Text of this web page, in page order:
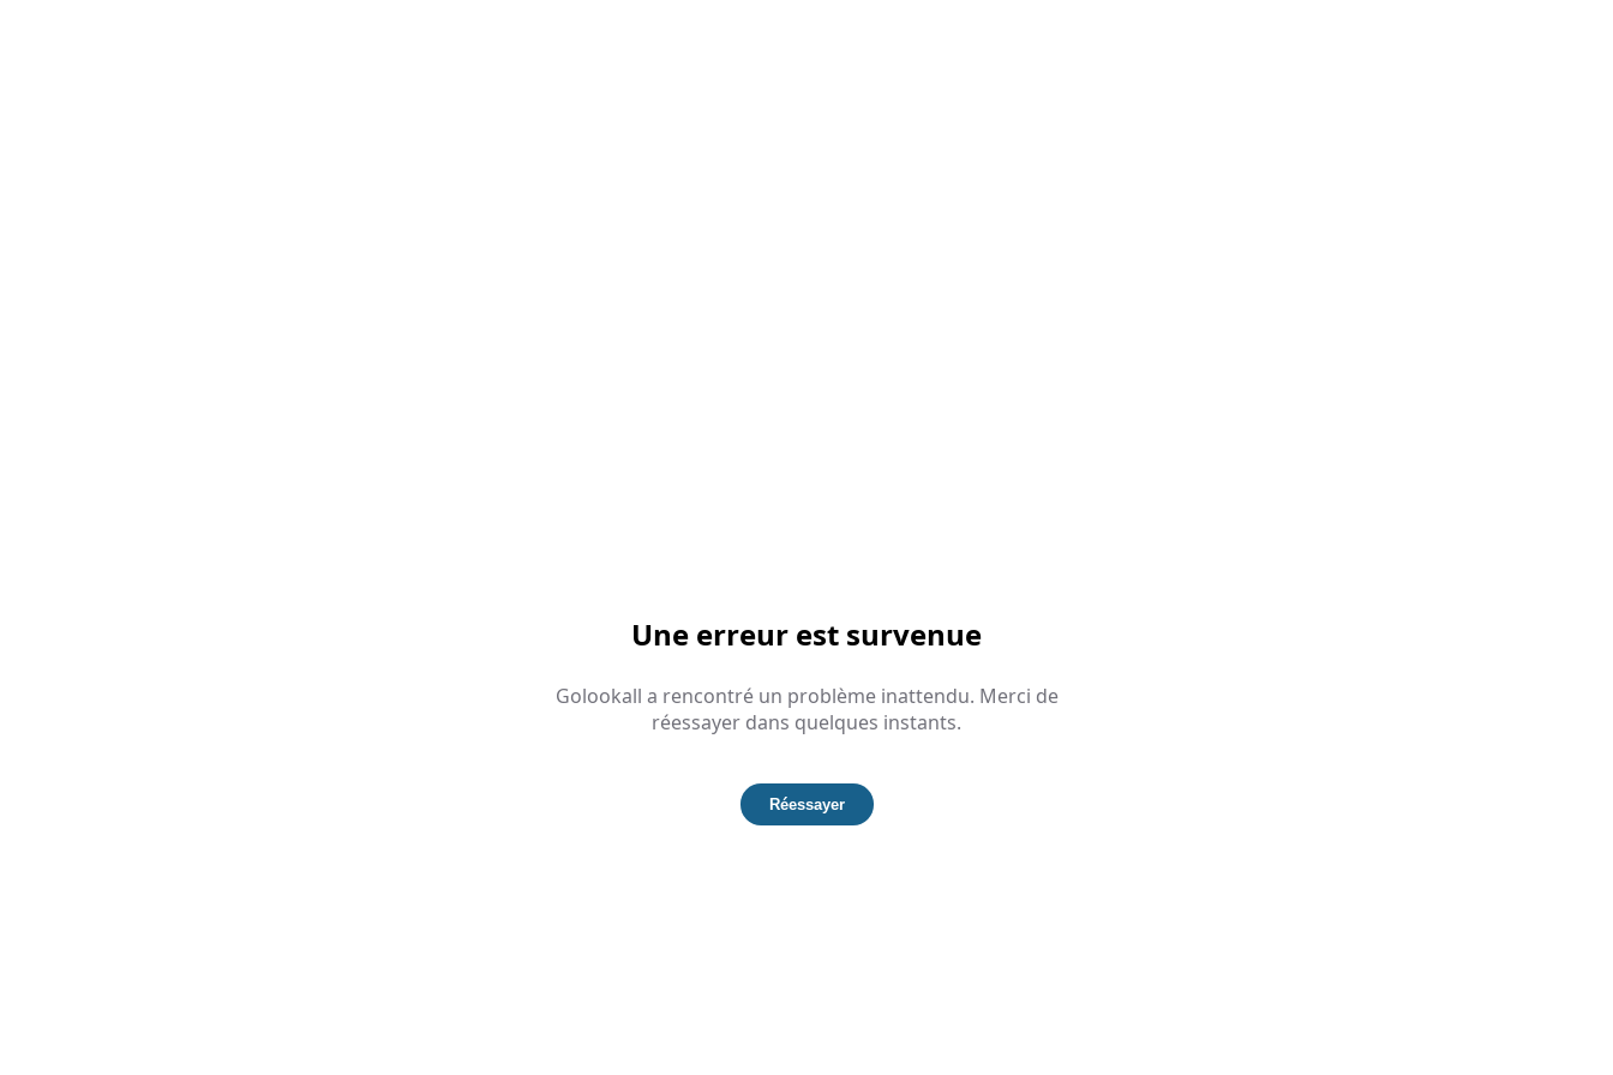
Une erreur est survenue
Golookall a rencontré un problème inattendu. Merci de
réessayer dans quelques instants.
Réessayer